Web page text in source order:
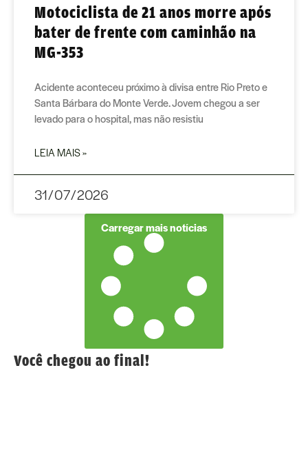
Motociclista de 21 anos morre após
bater de frente com caminhão na
MG-353
Acidente aconteceu próximo à divisa entre Rio Preto e
Santa Bárbara do Monte Verde. Jovem chegou a ser
levado para o hospital, mas não resistiu
LEIA MAIS »
31/07/2026
Carregar mais notícias
Você chegou ao final!